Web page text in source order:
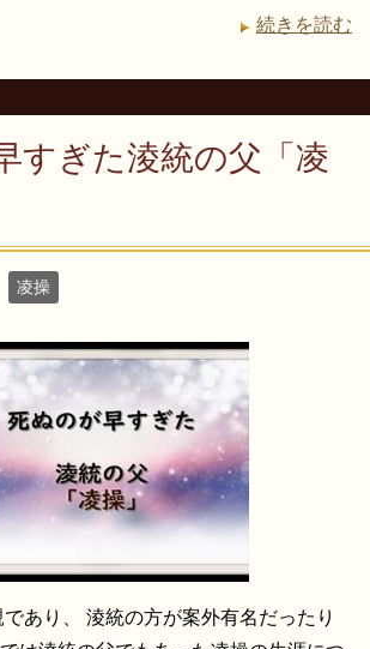
続きを読む
すぎた淩統の父「凌
凌操
あり、 淩統の方が案外有名だったり